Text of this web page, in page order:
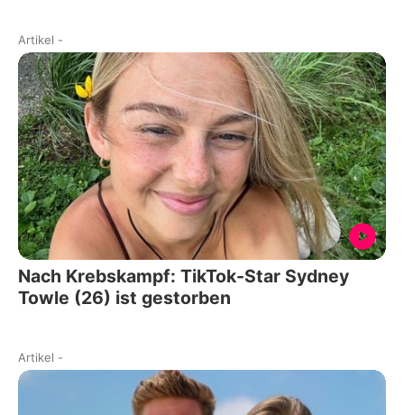
Artikel -
Nach Krebskampf: TikTok-Star Sydney
Towle (26) ist gestorben
Artikel -